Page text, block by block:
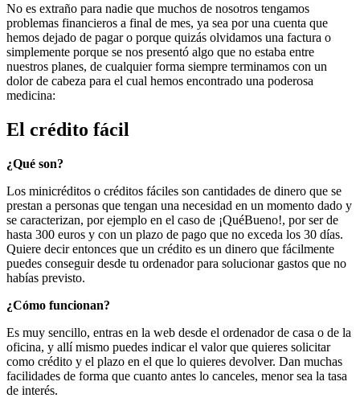
No es extraño para nadie que muchos de nosotros tengamos
problemas financieros a final de mes, ya sea por una cuenta que
hemos dejado de pagar o porque quizás olvidamos una factura o
simplemente porque se nos presentó algo que no estaba entre
nuestros planes, de cualquier forma siempre terminamos con un
dolor de cabeza para el cual hemos encontrado una poderosa
medicina:
El crédito fácil
¿Qué son?
Los minicréditos o créditos fáciles son cantidades de dinero que se
prestan a personas que tengan una necesidad en un momento dado y
se caracterizan, por ejemplo en el caso de ¡QuéBueno!, por ser de
hasta 300 euros y con un plazo de pago que no exceda los 30 días.
Quiere decir entonces que un crédito es un dinero que fácilmente
puedes conseguir desde tu ordenador para solucionar gastos que no
habías previsto.
¿Cómo funcionan?
Es muy sencillo, entras en la web desde el ordenador de casa o de la
oficina, y allí mismo puedes indicar el valor que quieres solicitar
como crédito y el plazo en el que lo quieres devolver. Dan muchas
facilidades de forma que cuanto antes lo canceles, menor sea la tasa
de interés.